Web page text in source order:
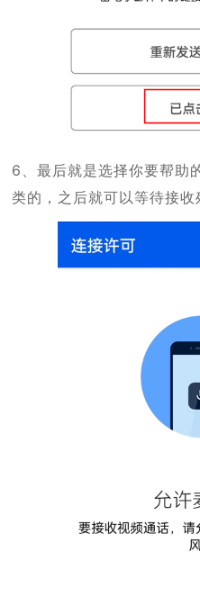
6、最后就是选择你要帮助
类的，之后就可以等待接收